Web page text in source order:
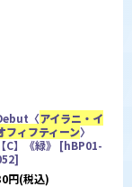
〈アイラニ・イ
フィフティーン〉
【C】《緑》 [hBP01-
]
円(税込)